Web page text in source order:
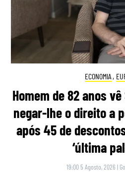
ECONOMIA ,
Homem de 82 anos
negar-lhe o direito a
após 45 de
‘última
19:00 5 Agosto, 2026 |